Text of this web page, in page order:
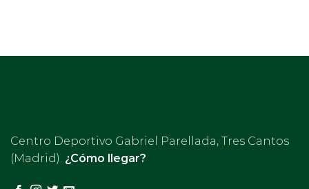
Centro Deportivo Gabriel Parellada, Tres Cantos
(Madrid). ¿Cómo llegar?